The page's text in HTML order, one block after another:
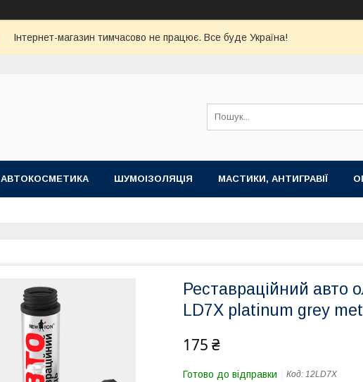
Інтернет-магазин тимчасово не працює. Все буде Україна!
АВТОКОСМЕТИКА ШУМОІЗОЛЯЦІЯ МАСТИКИ, АНТИГРАВІЇ
Реставраційний авто
LD7X platinum grey
175 ₴
Готово до відправки Код: 12LD7X